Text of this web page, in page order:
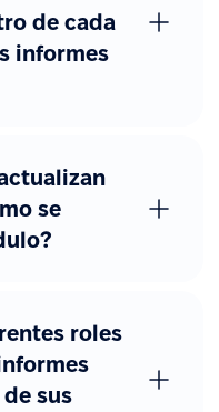
de cada
informes
se
roles
sus